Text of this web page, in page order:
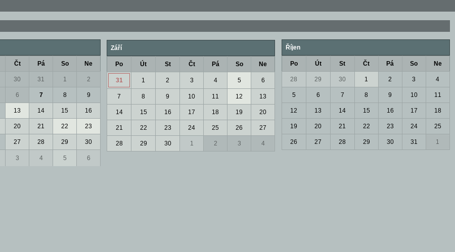
Čt Pá So Ne
30 31 1 2
6 7 8 9
13 14 15 16
20 21 22 23
27 28 29 30
3 4 5 6
Září
Po Út St Čt Pá So Ne
31 1 2 3 4 5 6
7 8 9 10 11 12 13
14 15 16 17 18 19 20
21 22 23 24 25 26 27
28 29 30 1 2 3 4
Říjen
Po Út St Čt Pá So Ne
28 29 30 1 2 3 4
5 6 7 8 9 10 11
12 13 14 15 16 17 18
19 20 21 22 23 24 25
26 27 28 29 30 31 1